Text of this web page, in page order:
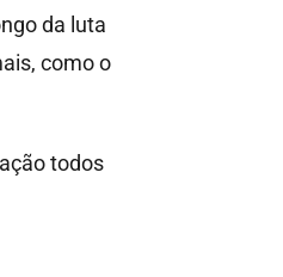
da luta
como o
todos